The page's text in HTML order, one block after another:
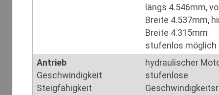
längs 4.546mm,
Breite 4.537mm,
Breite 4.315mm
stufenlos möglich
Antrieb
Geschwindigkeit
Steigfähigkeit
hydraulischer
stufenlose